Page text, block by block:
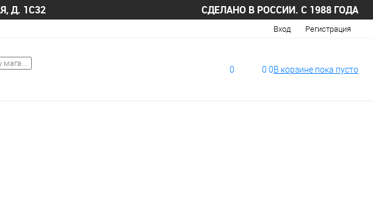
Д. 1С32 СДЕЛАНО В РОССИИ. С 1988 ГОДА
Вход Регистрация
0 0 0В корзине пока пусто